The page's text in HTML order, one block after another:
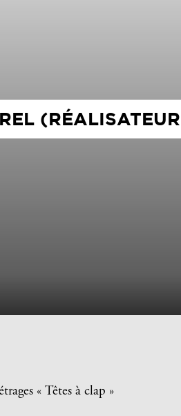
« Têtes à clap »